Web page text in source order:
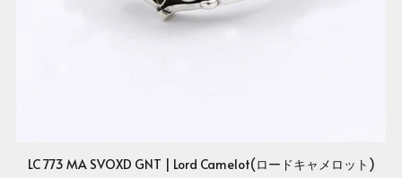
LC 773 MA SVOXD GNT | Lord Camelot(ロードキャメロット)